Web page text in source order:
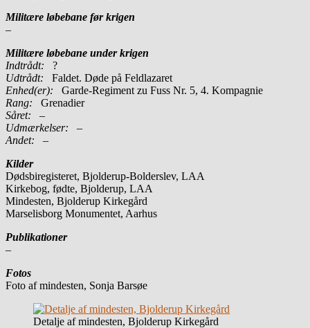
Militære løbebane før krigen
–
Militære løbebane under krigen
Indtrådt: ?
Udtrådt: Faldet. Døde på Feldlazaret
Enhed(er):
Garde-Regiment zu Fuss Nr. 5, 4. Kompagnie
Rang:
Grenadier
Såret: –
Udmærkelser: –
Andet: –
Kilder
Dødsbiregisteret, Bjolderup-Bolderslev, LAA
Kirkebog, fødte, Bjolderup, LAA
Mindesten, Bjolderup Kirkegård
Marselisborg Monumentet, Aarhus
Publikationer
–
Fotos
Foto af mindesten, Sonja Barsøe
Detalje af mindesten, Bjolderup Kirkegård